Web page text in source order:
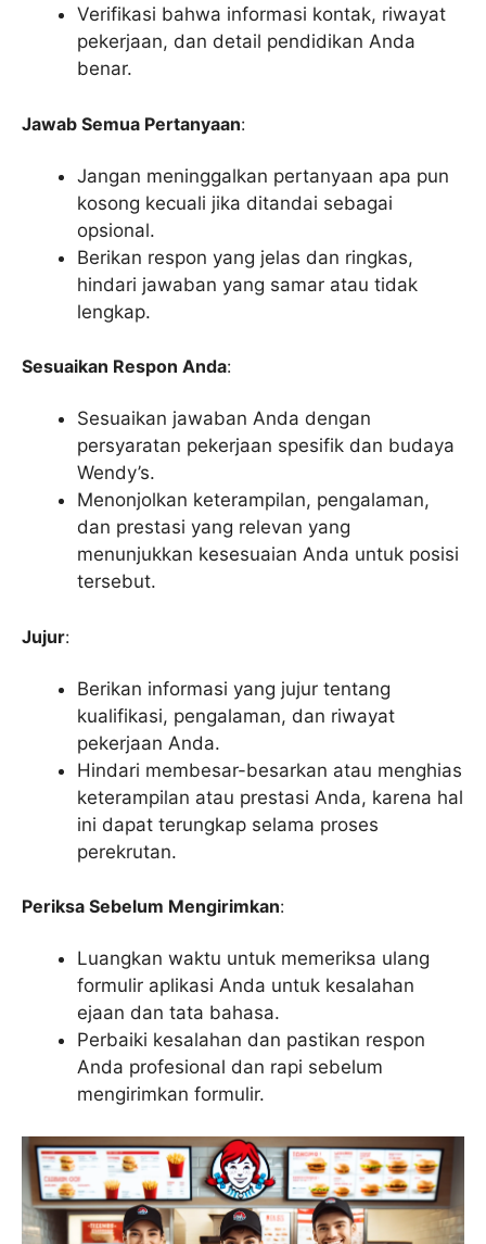
Verifikasi bahwa informasi kontak, riwayat
pekerjaan, dan detail pendidikan Anda
benar.
Jawab Semua Pertanyaan:
Jangan meninggalkan pertanyaan apa pun
kosong kecuali jika ditandai sebagai
opsional.
Berikan respon yang jelas dan ringkas,
hindari jawaban yang samar atau tidak
lengkap.
Sesuaikan Respon Anda:
Sesuaikan jawaban Anda dengan
persyaratan pekerjaan spesifik dan budaya
Wendy’s.
Menonjolkan keterampilan, pengalaman,
dan prestasi yang relevan yang
menunjukkan kesesuaian Anda untuk posisi
tersebut.
Jujur:
Berikan informasi yang jujur ​​tentang
kualifikasi, pengalaman, dan riwayat
pekerjaan Anda.
Hindari membesar-besarkan atau menghias
keterampilan atau prestasi Anda, karena hal
ini dapat terungkap selama proses
perekrutan.
Periksa Sebelum Mengirimkan:
Luangkan waktu untuk memeriksa ulang
formulir aplikasi Anda untuk kesalahan
ejaan dan tata bahasa.
Perbaiki kesalahan dan pastikan respon
Anda profesional dan rapi sebelum
mengirimkan formulir.